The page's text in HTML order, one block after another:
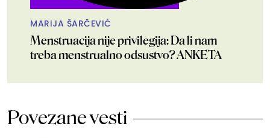
MARIJA ŠARČEVIĆ
Menstruacija nije privilegija: Da li nam
treba menstrualno odsustvo? ANKETA
Povezane vesti